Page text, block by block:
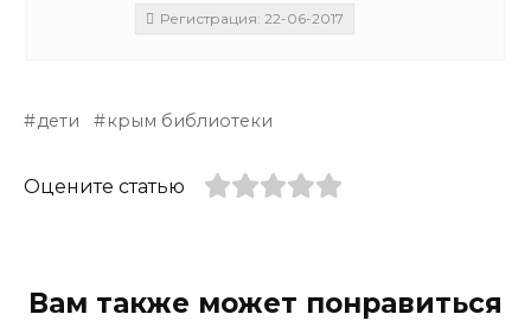
Регистрация: 22-06-2017
дети крым библиотеки
Оцените статью
Вам также может понравиться